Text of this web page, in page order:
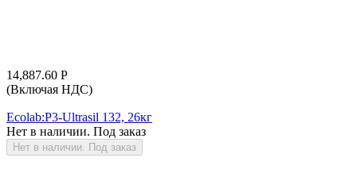
14,887.60 Р
(Включая НДС)
Ecolab:P3-Ultrasil 132, 26кг
Нет в наличии. Под заказ
Нет в наличии. Под заказ